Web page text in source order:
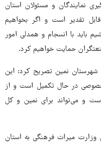
نمایندگان و مسئولان استان
تقدیر است و اگر بخواهیم
باید با انسجام و همدلی امور
حمایت خواهیم کرد.
نمین تصریح کرد: این
در حال تکمیل است و از
و می‌تواند برای نمین و کل
وزارت میراث‌ فرهنگی به استان